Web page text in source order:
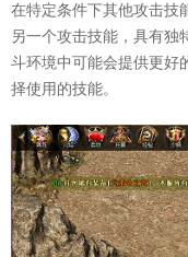
在特定条件下其他攻击技
另一个攻击技能，具有独
斗环境中可能会提供更好
择使用的技能。